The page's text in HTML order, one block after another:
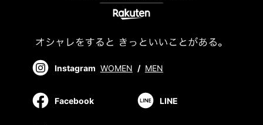
Instagram WOMEN / MEN
Facebook LINE